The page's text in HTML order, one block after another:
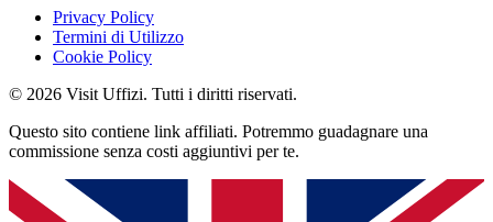
Privacy Policy
Termini di Utilizzo
Cookie Policy
© 2026 Visit Uffizi. Tutti i diritti riservati.
Questo sito contiene link affiliati. Potremmo guadagnare una
commissione senza costi aggiuntivi per te.